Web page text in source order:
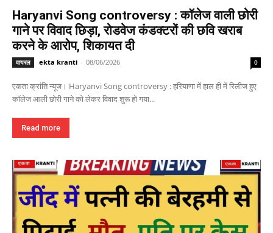
Haryanvi Song controversy : कॉलेज वाली छोरी
गाने पर विवाद छिड़ा, रोडवेज कंडक्टरों की छवि खराब
करने के आरोप, शिकायत दी
वायरल ekta kranti - 08/06/2026 0
एकता क्रांति न्यूज। Haryanvi Song controversy : हरियाणा में हाल ही में रिलीज हुए
कॉलेज आली छोरी गाने को लेकर विवाद शुरू हो गया...
Read more